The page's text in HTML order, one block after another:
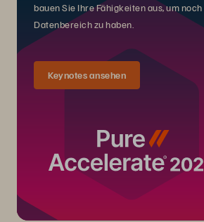
bauen Sie Ihre Fähigkeiten aus, um noch
Datenbereich zu haben.
Keynotes ansehen